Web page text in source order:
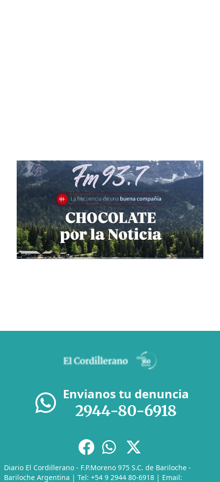
Envianos tu denuncia
2944-80-6918
Diario El Cordillerano - F.P.Moreno 975 S.C. de Bariloche -
Bariloche Argentina | Tel: +54 9 2944 80-6918 | Email: